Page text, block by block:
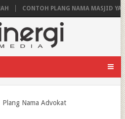
CONTOH PLANG NAMA MASJID YANG
Plang Nama Advokat